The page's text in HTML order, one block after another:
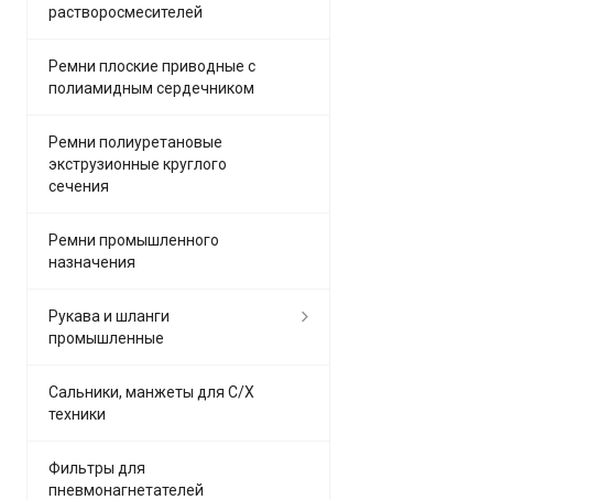
растворосмесителей
Ремни плоские приводные с
полиамидным сердечником
Ремни полиуретановые
экструзионные круглого
сечения
Ремни промышленного
назначения
Рукава и шланги
промышленные
Сальники, манжеты для С/Х
техники
Фильтры для
пневмонагнетателей